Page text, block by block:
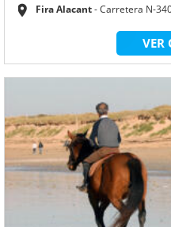
Fira Alacant Carretera N-
VER